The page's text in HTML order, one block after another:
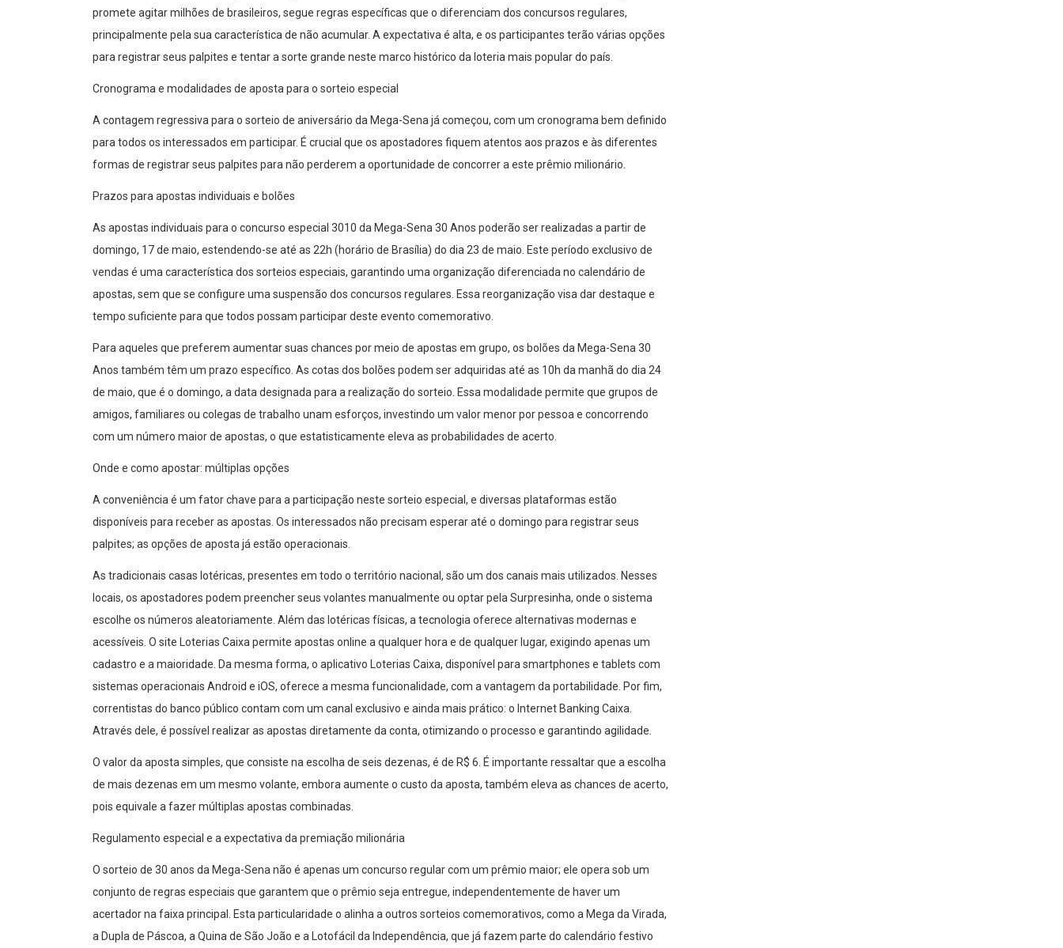
promete agitar milhões de brasileiros, segue regras específicas que o diferenciam dos concursos regulares,
principalmente pela sua característica de não acumular. A expectativa é alta, e os participantes terão várias opções
para registrar seus palpites e tentar a sorte grande neste marco histórico da loteria mais popular do país.
Cronograma e modalidades de aposta para o sorteio especial
A contagem regressiva para o sorteio de aniversário da Mega-Sena já começou, com um cronograma bem definido
para todos os interessados em participar. É crucial que os apostadores fiquem atentos aos prazos e às diferentes
formas de registrar seus palpites para não perderem a oportunidade de concorrer a este prêmio milionário.
Prazos para apostas individuais e bolões
As apostas individuais para o concurso especial 3010 da Mega-Sena 30 Anos poderão ser realizadas a partir de
domingo, 17 de maio, estendendo-se até as 22h (horário de Brasília) do dia 23 de maio. Este período exclusivo de
vendas é uma característica dos sorteios especiais, garantindo uma organização diferenciada no calendário de
apostas, sem que se configure uma suspensão dos concursos regulares. Essa reorganização visa dar destaque e
tempo suficiente para que todos possam participar deste evento comemorativo.
Para aqueles que preferem aumentar suas chances por meio de apostas em grupo, os bolões da Mega-Sena 30
Anos também têm um prazo específico. As cotas dos bolões podem ser adquiridas até as 10h da manhã do dia 24
de maio, que é o domingo, a data designada para a realização do sorteio. Essa modalidade permite que grupos de
amigos, familiares ou colegas de trabalho unam esforços, investindo um valor menor por pessoa e concorrendo
com um número maior de apostas, o que estatisticamente eleva as probabilidades de acerto.
Onde e como apostar: múltiplas opções
A conveniência é um fator chave para a participação neste sorteio especial, e diversas plataformas estão
disponíveis para receber as apostas. Os interessados não precisam esperar até o domingo para registrar seus
palpites; as opções de aposta já estão operacionais.
As tradicionais casas lotéricas, presentes em todo o território nacional, são um dos canais mais utilizados. Nesses
locais, os apostadores podem preencher seus volantes manualmente ou optar pela Surpresinha, onde o sistema
escolhe os números aleatoriamente. Além das lotéricas físicas, a tecnologia oferece alternativas modernas e
acessíveis. O site Loterias Caixa permite apostas online a qualquer hora e de qualquer lugar, exigindo apenas um
cadastro e a maioridade. Da mesma forma, o aplicativo Loterias Caixa, disponível para smartphones e tablets com
sistemas operacionais Android e iOS, oferece a mesma funcionalidade, com a vantagem da portabilidade. Por fim,
correntistas do banco público contam com um canal exclusivo e ainda mais prático: o Internet Banking Caixa.
Através dele, é possível realizar as apostas diretamente da conta, otimizando o processo e garantindo agilidade.
O valor da aposta simples, que consiste na escolha de seis dezenas, é de R$ 6. É importante ressaltar que a escolha
de mais dezenas em um mesmo volante, embora aumente o custo da aposta, também eleva as chances de acerto,
pois equivale a fazer múltiplas apostas combinadas.
Regulamento especial e a expectativa da premiação milionária
O sorteio de 30 anos da Mega-Sena não é apenas um concurso regular com um prêmio maior; ele opera sob um
conjunto de regras especiais que garantem que o prêmio seja entregue, independentemente de haver um
acertador na faixa principal. Esta particularidade o alinha a outros sorteios comemorativos, como a Mega da Virada,
a Dupla de Páscoa, a Quina de São João e a Lotofácil da Independência, que já fazem parte do calendário festivo